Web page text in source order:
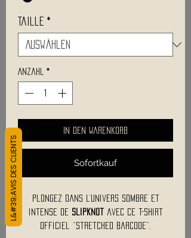
Taille *
Anzahl *
In den Warenkorb
Sofortkauf
Plongez dans l’univers sombre et
intense de
Slipknot
avec ce t-shirt
officiel “Stretched Barcode”.
L&#39;AVIS DES CLIENTS